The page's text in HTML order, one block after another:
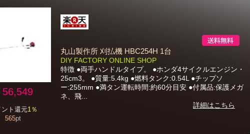
56,549
ト還元1％
565pt
丸山製作所 刈払機 HBC254H 1台
DIY FACTORY ONLINE SHOP
特徴 ●両手ハンドルタイプ。 ●ホンダ4サイクルエンジン・
25cm3。 ●質量:5.4kg ●燃料タンク:0.54L ●チップソ
ー:255mm ●満タン運転時間:約60分目安 ●付属品:保護メガ
ネ、飛...
詳細はこちら